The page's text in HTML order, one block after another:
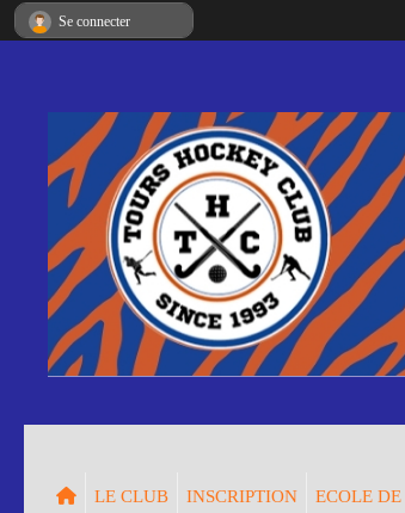
LE CLUB INSCRIPTION ECOLE
Se connecter
Panneau de gestion des cookies